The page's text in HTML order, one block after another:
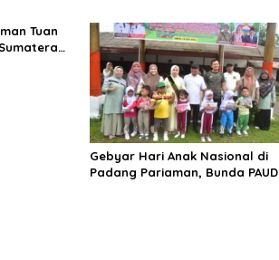
IRMAN GUSMAN, S.E., M.B.A., DI
MAKODAM
Tuan
Gebyar Hari Anak Nasional di
Padang Pariaman, Bunda PAUD